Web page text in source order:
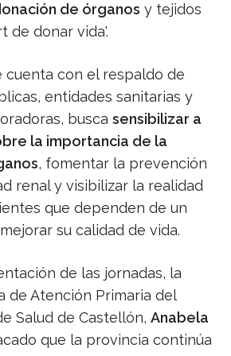
de órganos y tejidos
de donar vida'.
cuenta con el respaldo de
entidades sanitarias y
busca sensibilizar a
la importancia de la
, fomentar la prevención
renal y visibilizar la realidad
que dependen de un
su calidad de vida.
de las jornadas, la
de Atención Primaria del
Salud de Castellón, Anabela
que la provincia continúa